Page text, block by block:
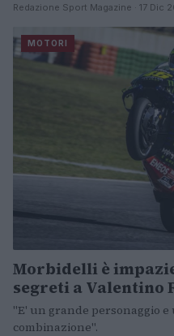
Redazione Sport Magazine · 17 Dic
MOTORI
Morbidelli è
segreti a Valentino
"E' un grande personaggio
combinazione".